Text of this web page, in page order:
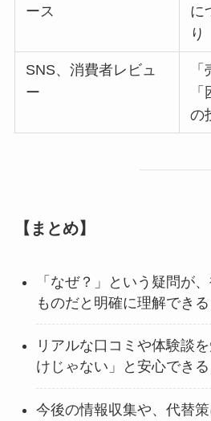
ース
に
り
SNS、消費者レビュ
ー
の
【まとめ】
「なぜ？」という疑問が
ものだと明確に理解できる
リアルな口コミや体験談
けじゃない」と安心できる
今後の情報収集や、代替